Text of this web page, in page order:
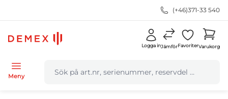
(+46)371-33 540
Logga inJämförFavoriterVarukorg
Meny